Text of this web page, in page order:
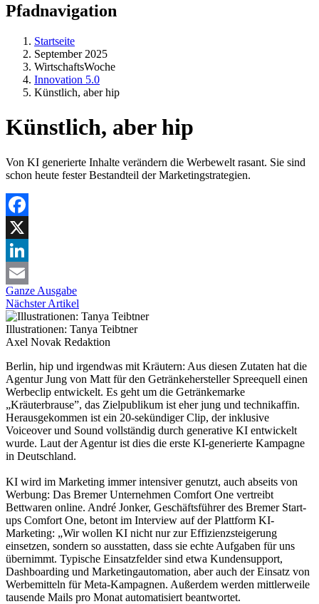
Pfadnavigation
Startseite
September 2025
WirtschaftsWoche
Innovation 5.0
Künstlich, aber hip
Künstlich, aber hip
Von KI generierte Inhalte verändern die Werbewelt rasant. Sie sind
schon heute fester Bestandteil der Marketingstrategien.
Facebook
X
LinkedIn
Email
Ganze Ausgabe
Nächster Artikel
Illustrationen: Tanya Teibtner
Axel Novak Redaktion
Berlin, hip und irgendwas mit Kräutern: Aus diesen Zutaten hat die
Agentur Jung von Matt für den Getränkehersteller Spreequell einen
Werbeclip entwickelt. Es geht um die Getränkemarke
„Kräuterbrause”, das Zielpublikum ist eher jung und technikaffin.
Herausgekommen ist ein 20-sekündiger Clip, der inklusive
Voiceover und Sound vollständig durch generative KI entwickelt
wurde. Laut der Agentur ist dies die erste KI-generierte Kampagne
in Deutschland.
KI wird im Marketing immer intensiver genutzt, auch abseits von
Werbung: Das Bremer Unternehmen Comfort One vertreibt
Bettwaren online. André Jonker, Geschäftsführer des Bremer Start-
ups Comfort One, betont im Interview auf der Plattform KI-
Marketing: „Wir wollen KI nicht nur zur Effizienzsteigerung
einsetzen, sondern so ausstatten, dass sie echte Aufgaben für uns
übernimmt. Typische Einsatzfelder sind etwa Kundensupport,
Dashboarding und Marketingautomation, aber auch der Einsatz von
Werbemitteln für Meta-Kampagnen. Außerdem werden mittlerweile
tausende Mails pro Monat automatisiert beantwortet.